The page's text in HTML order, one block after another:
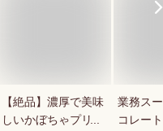
【絶品】濃厚で美味
しいかぼちゃプリン
業務ス
コレー